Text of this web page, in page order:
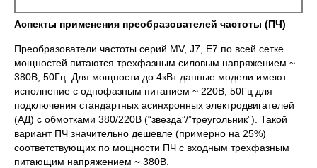
Аспекты применения преобразователей частоты (ПЧ)
Преобразователи частоты серий MV, J7, E7 по всей сетке
мощностей питаются трехфазным силовым напряжением ~
380В, 50Гц. Для мощности до 4кВт данные модели имеют
исполнение с однофазным питанием ~ 220В, 50Гц для
подключения стандартных асинхронных электродвигателей
(АД) с обмотками 380/220В (“звезда”/”треугольник”). Такой
вариант ПЧ значительно дешевле (примерно на 25%)
соответствующих по мощности ПЧ с входным трехфазным
питающим напряжением ~ 380В.